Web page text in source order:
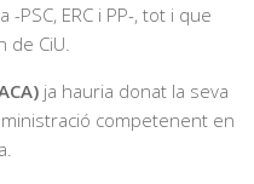
-PSC, ERC i PP-, tot i que
CiU.
ja hauria donat la seva
competenent en